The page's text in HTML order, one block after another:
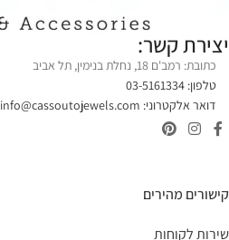
יצירת קשר:
כתובת: רמב'ם 18, נחלת בנימין, תל אביב
טלפון: 03-5161334
דואר אלקטרוני: info@cassoutojewels.com
קישורים מהירים
שירות לקוחות